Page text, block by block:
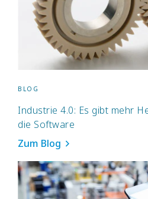
BLOG
Industrie 4.0: Es gibt mehr
die Software
Zum Blog